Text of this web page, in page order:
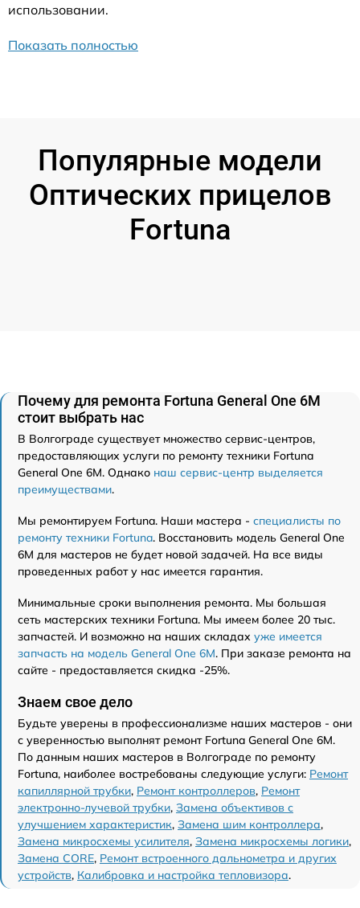
использовании.
Показать полностью
Популярные модели
Оптических прицелов
Fortuna
Почему для ремонта Fortuna General One 6M
стоит выбрать нас
В Волгограде существует множество сервис-центров,
предоставляющих услуги по ремонту техники Fortuna
General One 6M. Однако наш сервис-центр выделяется
преимуществами.
Мы ремонтируем Fortuna. Наши мастера - специалисты по
ремонту техники Fortuna. Восстановить модель General One
6M для мастеров не будет новой задачей. На все виды
проведенных работ у нас имеется гарантия.
Минимальные сроки выполнения ремонта. Мы большая
сеть мастерских техники Fortuna. Мы имеем более 20 тыс.
запчастей. И возможно на наших складах уже имеется
запчасть на модель General One 6M. При заказе ремонта на
сайте - предоставляется скидка -25%.
Знаем свое дело
Будьте уверены в профессионализме наших мастеров - они
с уверенностью выполнят ремонт Fortuna General One 6M.
По данным наших мастеров в Волгограде по ремонту
Fortuna, наиболее востребованы следующие услуги: Ремонт
капиллярной трубки, Ремонт контроллеров, Ремонт
электронно-лучевой трубки, Замена объективов с
улучшением характеристик, Замена шим контроллера,
Замена микросхемы усилителя, Замена микросхемы логики,
Замена CORE, Ремонт встроенного дальнометра и других
устройств, Калибровка и настройка тепловизора.